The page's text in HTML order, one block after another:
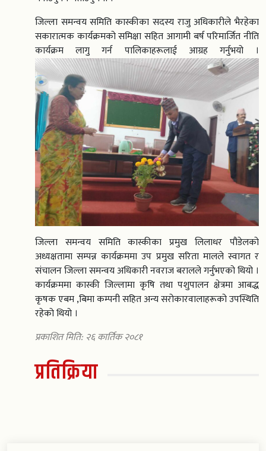
जिल्ला समन्वय समिति कास्कीका सदस्य राजु अधिकारीले भैरहेका
सकारात्मक कार्यक्रमको समिक्षा सहित आगामी बर्ष परिमार्जित नीति
कार्यक्रम लागु गर्न पालिकाहरूलाई आग्रह गर्नुभयो ।
जिल्ला समन्वय समिति कास्कीका प्रमुख लिलाधर पौडेलको
अध्यक्षतामा सम्पन्न कार्यक्रममा उप प्रमुख सरिता मालले स्वागत र
संचालन जिल्ला समन्वय अधिकारी नवराज बरालले गर्नुभएको थियो ।
कार्यक्रममा कास्की जिल्लामा कृषि तथा पशुपालन क्षेत्रमा आबद्ध
कृषक एबम ,बिमा कम्पनी सहित अन्य सरोकारवालाहरूको उपस्थिति
रहेको थियो ।
प्रकाशित मिति: २६ कार्तिक २०८१
प्रतिक्रिया